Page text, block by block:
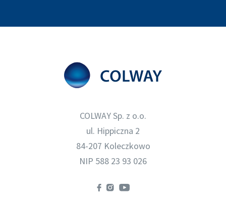
COLWAY Sp. z o.o.
ul. Hippiczna 2
84-207 Koleczkowo
NIP 588 23 93 026